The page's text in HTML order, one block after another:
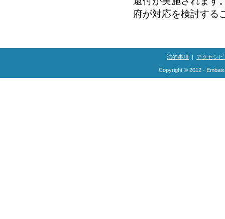
府が対応を検討する
法的事項 | アクセシ
Copyright © 2012 -